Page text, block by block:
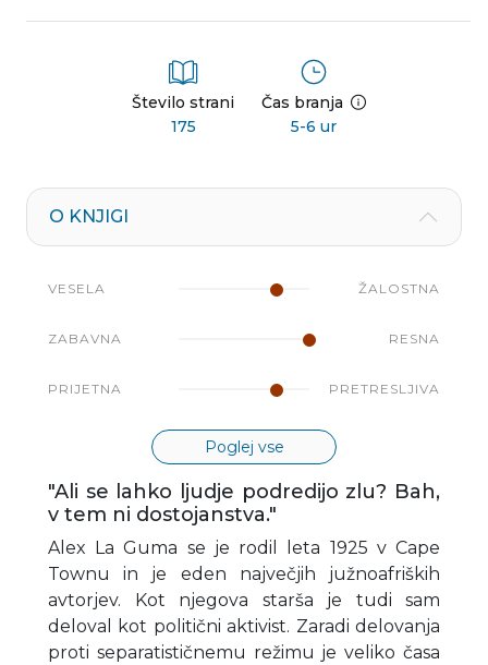
Število strani
175
Čas branja
5-6 ur
O KNJIGI
VESELA ŽALOSTNA
ZABAVNA RESNA
PRIJETNA PRETRESLJIVA
Poglej vse
"Ali se lahko ljudje podredijo zlu? Bah,
v tem ni dostojanstva."
Alex La Guma se je rodil leta 1925 v Cape
Townu in je eden največjih južnoafriških
avtorjev. Kot njegova starša je tudi sam
deloval kot politični aktivist. Zaradi delovanja
proti separatističnemu režimu je veliko časa